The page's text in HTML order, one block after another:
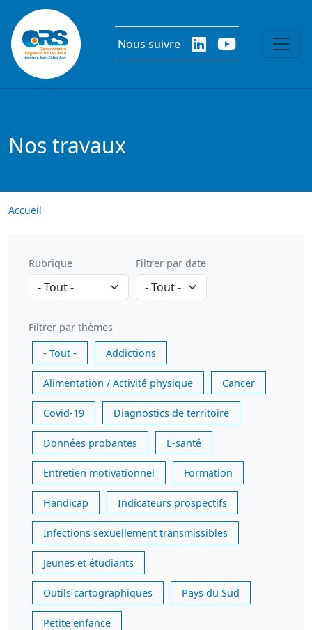
Aller au contenu principal
Nous suivre
Nos travaux
Accueil
Rubrique Filtrer par date
Filtrer par thèmes
- Tout -
Addictions
Alimentation / Activité physique Cancer
Covid-19 Diagnostics de territoire
Données probantes E-santé
Entretien motivationnel Formation
Handicap Indicateurs prospectifs
Infections sexuellement transmissibles
Jeunes et étudiants
Outils cartographiques Pays du Sud
Petite enfance